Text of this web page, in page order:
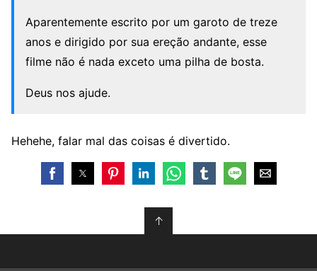
Aparentemente escrito por um garoto de treze
anos e dirigido por sua ereção andante, esse
filme não é nada exceto uma pilha de bosta.
Deus nos ajude.
Hehehe, falar mal das coisas é divertido.
↑